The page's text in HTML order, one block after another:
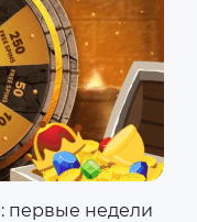
первые недели